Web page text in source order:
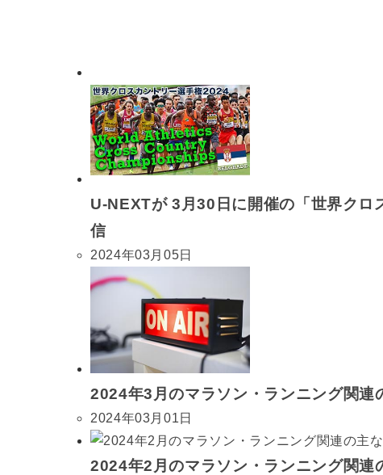
U-NEXTが 3月30日に開催の「世界クロ
信
2024年03月05日
2024年3月のマラソン・ランニング関連
2024年03月01日
2024年2月のマラソン・ランニング関連